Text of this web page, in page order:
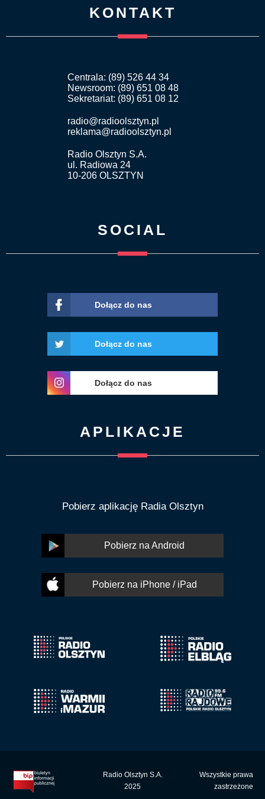
KONTAKT
Centrala: (89) 526 44 34
Newsroom: (89) 651 08 48
Sekretariat: (89) 651 08 12
radio@radioolsztyn.pl
reklama@radioolsztyn.pl
Radio Olsztyn S.A.
ul. Radiowa 24
10-206 OLSZTYN
SOCIAL
Dołącz do nas
Dołącz do nas
Dołącz do nas
APLIKACJE
Pobierz aplikację Radia Olsztyn
Pobierz na Android
Pobierz na iPhone / iPad
Radio Olsztyn S.A.
2025
Wszystkie prawa
zastrzeżone